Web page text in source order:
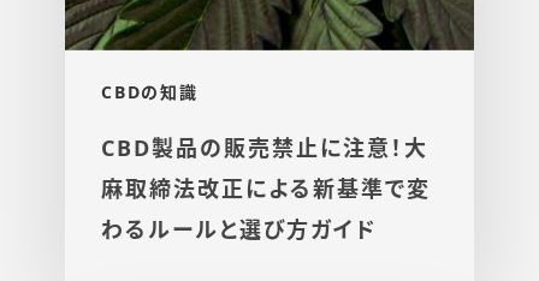
CBDの知識
CBD製品の販売禁止に注意！大
麻取締法改正による新基準で変
わるルールと選び方ガイド